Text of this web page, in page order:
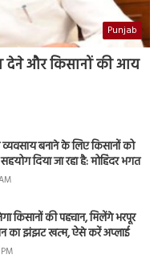
Punjab
देने और किसानों की आय
व्यवसाय बनाने के लिए किसानों को
दिया जा रहा है: मोहिंदर भगत
किसानों की पहचान, मिलेंगे भरपूर
का झंझट खत्म, ऐसे करें अप्लाई